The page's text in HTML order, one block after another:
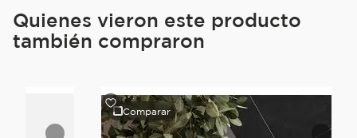
Quienes vieron este producto
también compraron
Comparar